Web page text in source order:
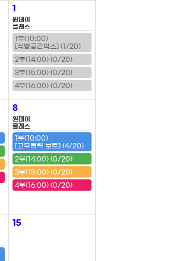
1
원데이
클래스
1부(10:00)
[식빵공간박스] (1/20)
2부(14:00) (0/20)
3부(15:00) (0/20)
4부(16:00) (0/20)
8
원데이
클래스
1부(10:00)
[고무동력 보트] (4/20)
2부(14:00) (0/20)
3부(15:00) (0/20)
4부(16:00) (0/20)
15